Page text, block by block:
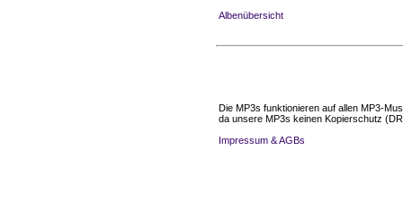
Albenübersicht
Die MP3s funktionieren auf allen MP3-
da unsere MP3s keinen Kopierschutz
Impressum & AGBs